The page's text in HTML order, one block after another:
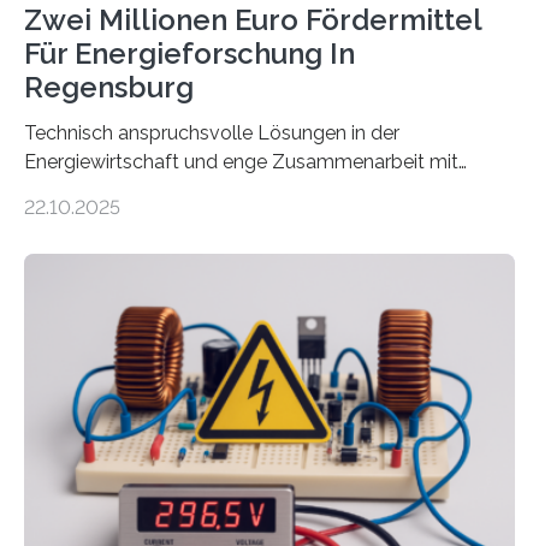
Zwei Millionen Euro Fördermittel
Für Energieforschung In
Regensburg
Technisch anspruchsvolle Lösungen in der
Energiewirtschaft und enge Zusammenarbeit mit
neuen EU-geförderten Transfer-Projekte zu
Energietechnologien werden vom Europäischen
Sozialfonds Plus (ESF+) gefördert – mit einer
Gesamtsumme von mehr als zwei Millionen Euro.
Damit zählt die Hochschule zu den großen
Gewinnerinnen der aktuellen Förderrunde des
Bayerischen Wissenschaftsministeriums. Im
Mittelpunkt steht der direkte Wissenstransfer: Neue
wissenschaftliche Erkenntnisse sollen rasch in die
22.10.2025